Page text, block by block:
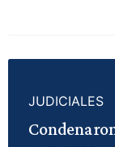
JUDICIALES